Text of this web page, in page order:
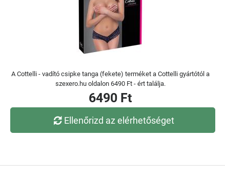
A Cottelli - vadító csipke tanga (fekete) terméket a Cottelli gyártótól a
szexero.hu oldalon 6490 Ft - ért találja.
6490 Ft
Ellenőrizd az elérhetőséget